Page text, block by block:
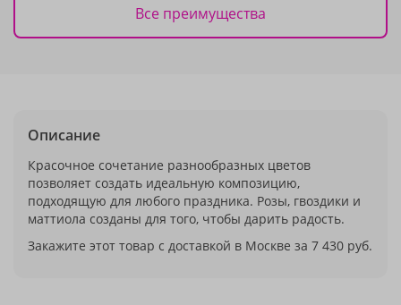
Все преимущества
Описание
Красочное сочетание разнообразных цветов
позволяет создать идеальную композицию,
подходящую для любого праздника. Розы, гвоздики и
маттиола созданы для того, чтобы дарить радость.
Закажите этот товар с доставкой в Москве за 7 430 руб.